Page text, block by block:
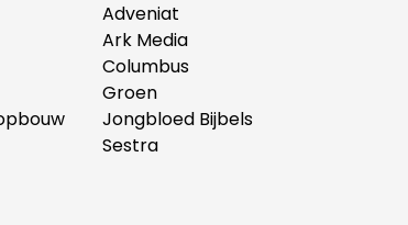
Adveniat
Ark Media
Columbus
Groen
Jongbloed Bijbels
Sestra